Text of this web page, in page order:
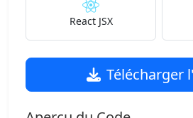
React JSX
Télécharger